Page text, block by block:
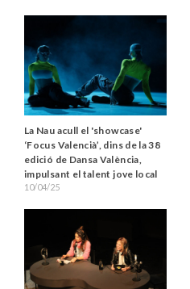
La Nau acull el 'showcase'
‘Focus Valencià’, dins de la 38
edició de Dansa València,
impulsant el talent jove local
10/04/25